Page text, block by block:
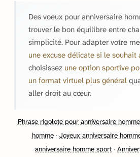
Des voeux pour anniversaire
trouver le bon équilibre entre
simplicité. Pour adapter votre
une excuse délicate si le souhait
choisissez une option sportive
un format virtuel plus général
aller droit au cœur.
Phrase rigolote pour anniversaire homme
homme· Joyeux anniversaire
anniversaire homme sport ·